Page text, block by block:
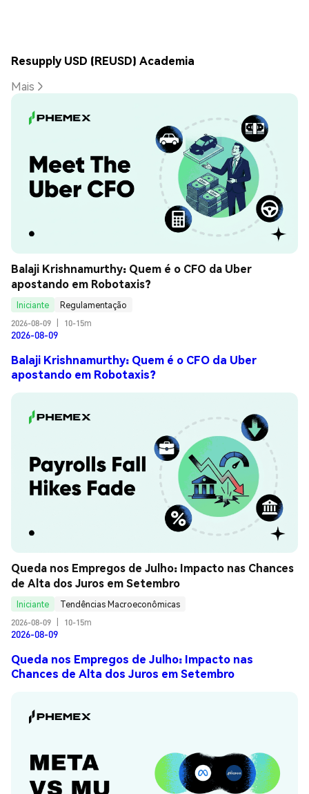
Resupply USD (REUSD) Academia
Mais
Balaji Krishnamurthy: Quem é o CFO da Uber
apostando em Robotaxis?
Iniciante
Regulamentação
2026-08-09
10-15m
2026-08-09
Balaji Krishnamurthy: Quem é o CFO da Uber
apostando em Robotaxis?
Queda nos Empregos de Julho: Impacto nas Chances
de Alta dos Juros em Setembro
Iniciante
Tendências Macroeconômicas
2026-08-09
10-15m
2026-08-09
Queda nos Empregos de Julho: Impacto nas
Chances de Alta dos Juros em Setembro